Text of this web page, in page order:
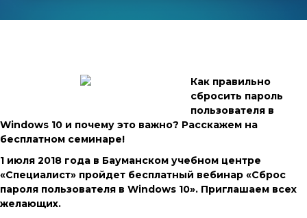
Как правильно
сбросить пароль
пользователя в
Windows 10 и почему это важно? Расскажем на
бесплатном семинаре!
1 июля 2018 года в Бауманском учебном центре
«Специалист» пройдет бесплатный вебинар «Сброс
пароля пользователя в Windows 10». Приглашаем всех
желающих.